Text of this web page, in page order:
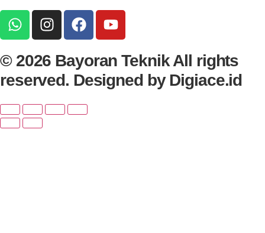
© 2026 Bayoran Teknik All rights
reserved. Designed by Digiace.id